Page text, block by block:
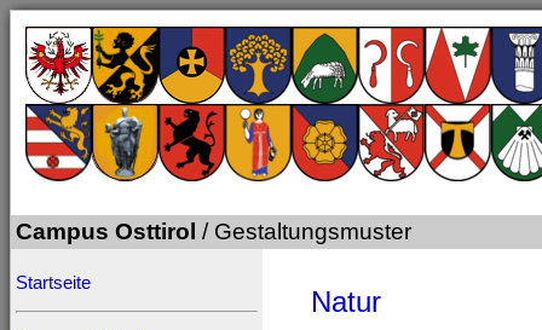
Campus Osttirol / Gestaltungsmuster
Startseite
Natur